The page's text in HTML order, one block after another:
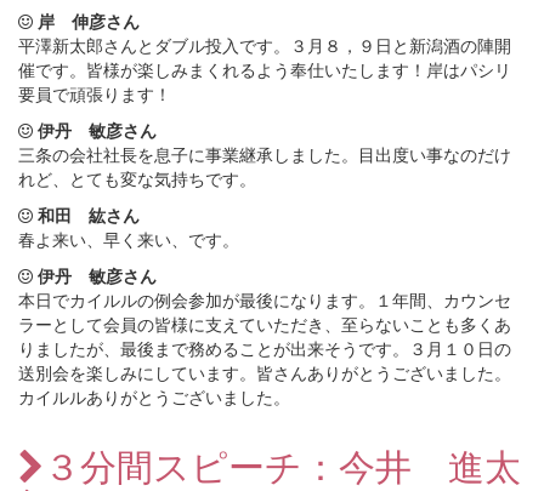
岸 伸彦さん
平澤新太郎さんとダブル投入です。３月８，９日と新潟酒の陣開
催です。皆様が楽しみまくれるよう奉仕いたします！岸はパシリ
要員で頑張ります！
伊丹 敏彦さん
三条の会社社長を息子に事業継承しました。目出度い事なのだけ
れど、とても変な気持ちです。
和田 紘さん
春よ来い、早く来い、です。
伊丹 敏彦さん
本日でカイルルの例会参加が最後になります。１年間、カウンセ
ラーとして会員の皆様に支えていただき、至らないことも多くあ
りましたが、最後まで務めることが出来そうです。３月１０日の
送別会を楽しみにしています。皆さんありがとうございました。
カイルルありがとうございました。
３分間スピーチ：今井 進太